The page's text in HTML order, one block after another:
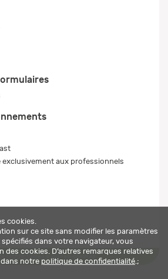
exclusivement aux professionnels
cookies.
sur ce site sans modifier les paramètres
dans votre navigateur, vous
cookies. D’autres remarques relatives
notre politique de confidentialité .;